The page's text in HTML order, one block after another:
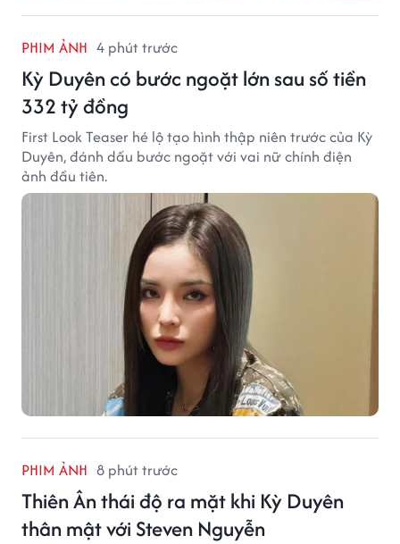
PHIM ẢNH 4 phút trước
Kỳ Duyên có bước ngoặt lớn sau số tiền
332 tỷ đồng
First Look Teaser hé lộ tạo hình thập niên trước của Kỳ
Duyên, đánh dấu bước ngoặt với vai nữ chính điện
ảnh đầu tiên.
PHIM ẢNH 8 phút trước
Thiên Ân thái độ ra mặt khi Kỳ Duyên
thân mật với Steven Nguyễn